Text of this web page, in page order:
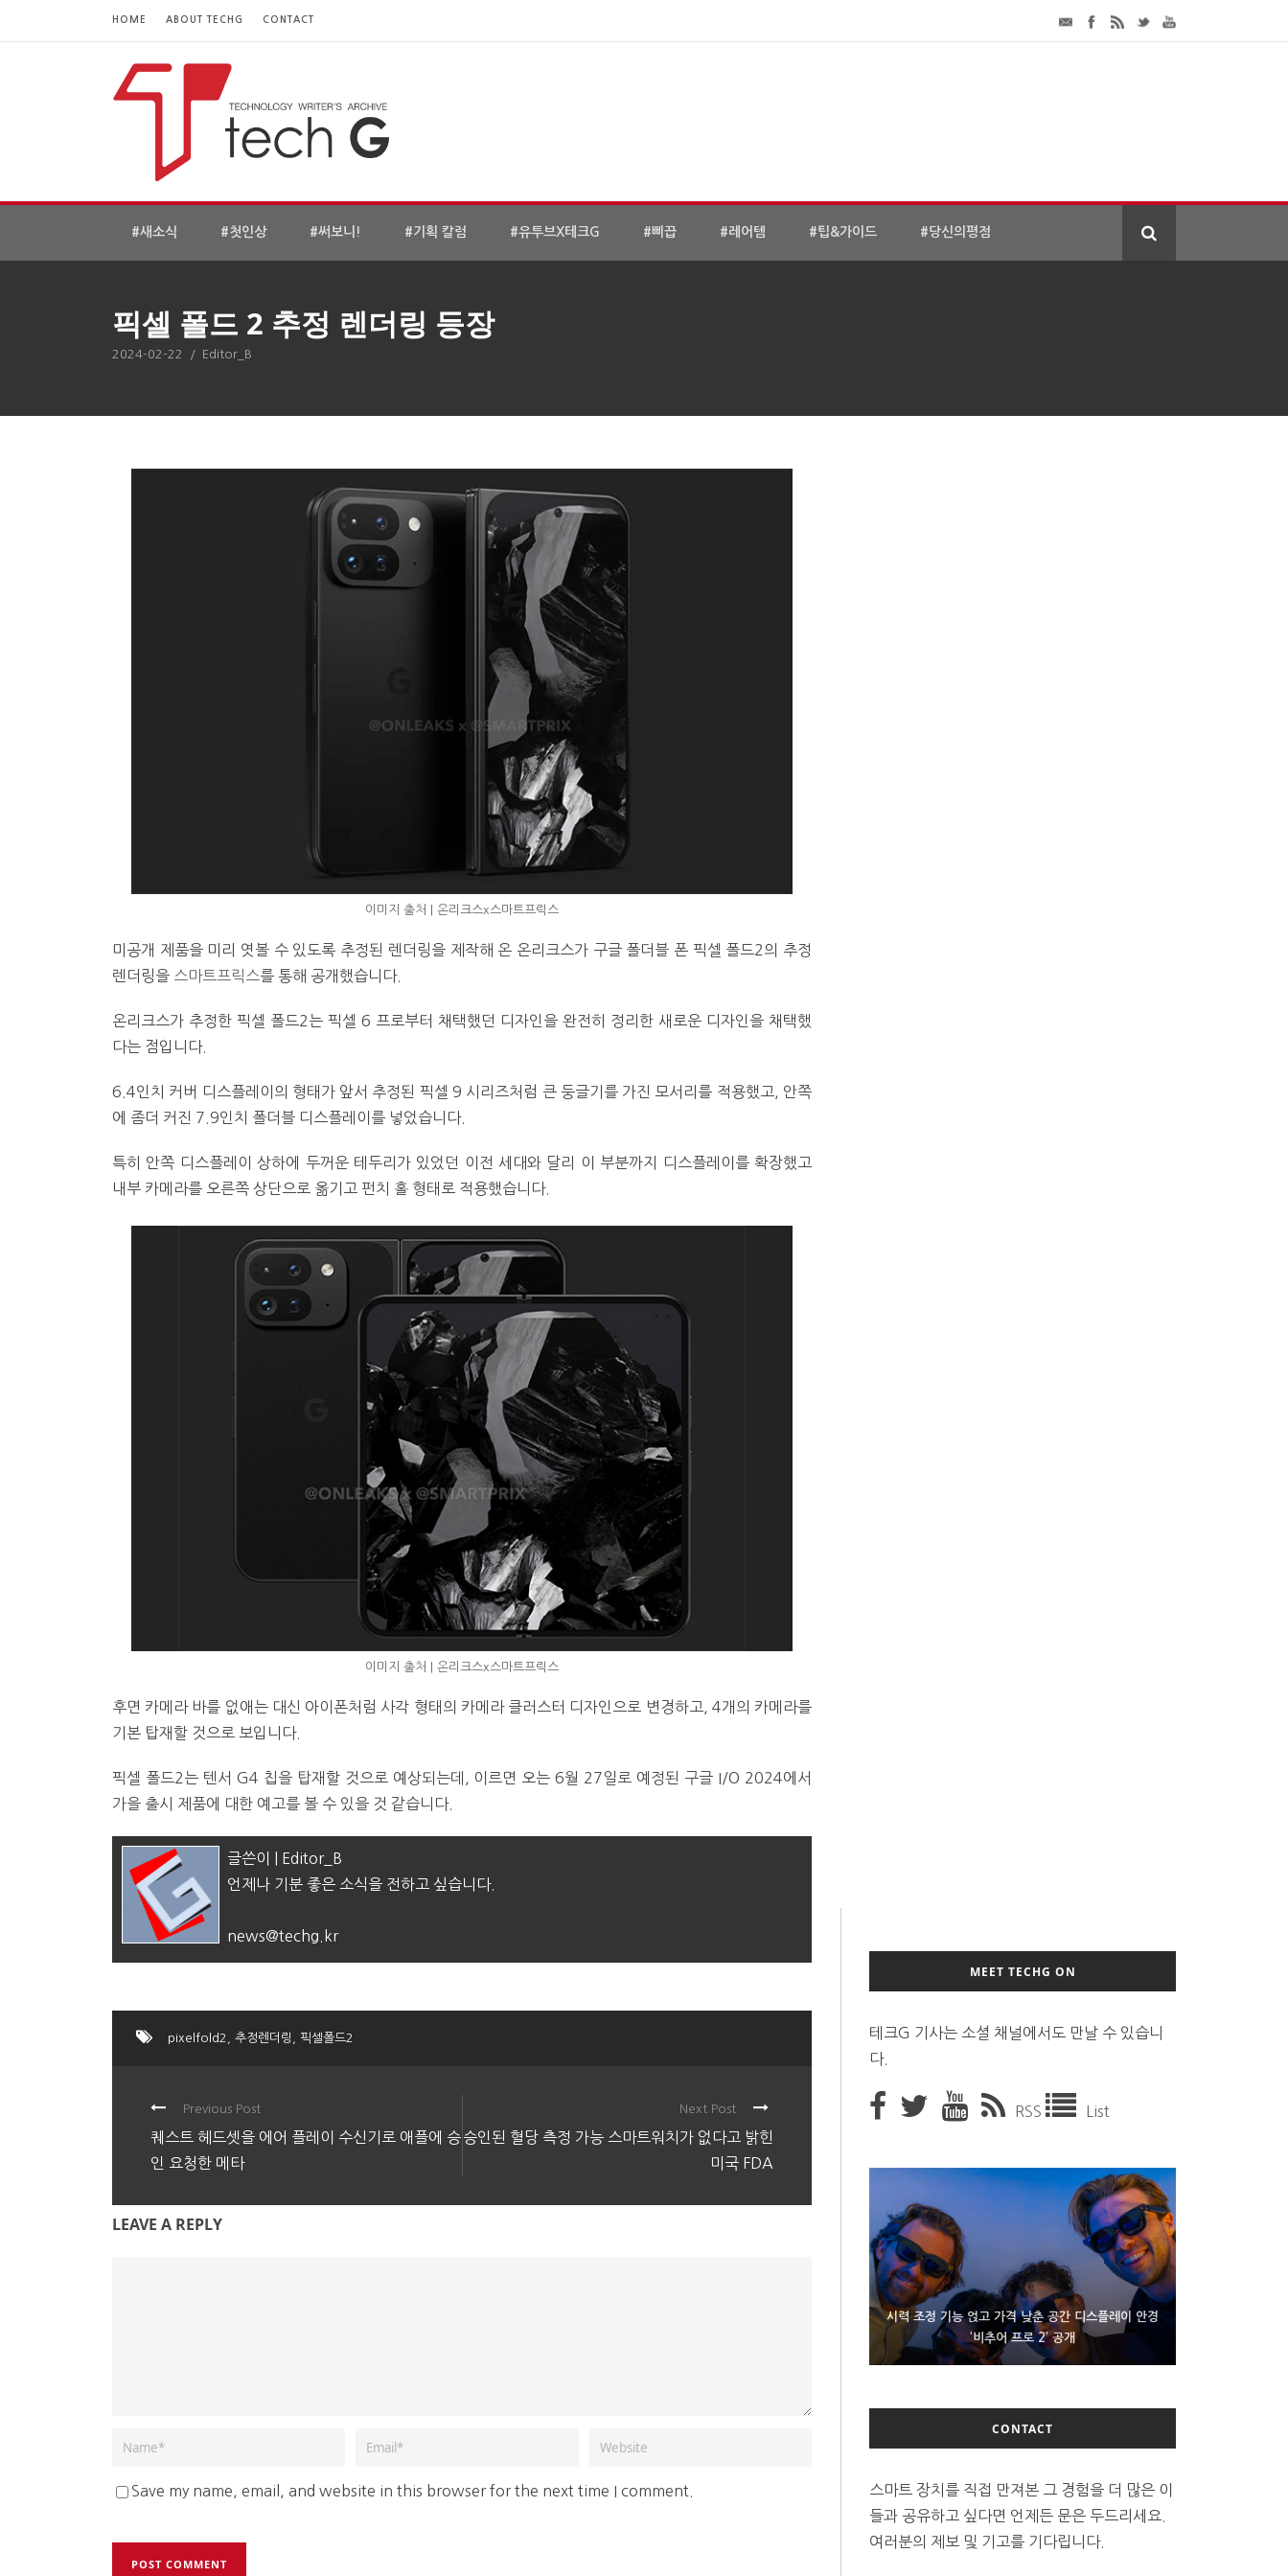
HOME ABOUT TECHG CONTACT
#새소식 #첫인상 #써보니! #기획 칼럼 #유투브X테크G #삐끕 #레어템 #팁&가이드 #당신의평점
픽셀 폴드 2 추정 렌더링 등장
2024-02-22 / Editor_B
이미지 출처 | 온리크스x스마트프릭스
미공개 제품을 미리 엿볼 수 있도록 추정된 렌더링을 제작해 온 온리크스가 구글 폴더블 폰 픽셀 폴드2의 추정
렌더링을 스마트프릭스를 통해 공개했습니다.
온리크스가 추정한 픽셀 폴드2는 픽셀 6 프로부터 채택했던 디자인을 완전히 정리한 새로운 디자인을 채택했
다는 점입니다.
6.4인치 커버 디스플레이의 형태가 앞서 추정된 픽셀 9 시리즈처럼 큰 둥글기를 가진 모서리를 적용했고, 안쪽
에 좀더 커진 7.9인치 폴더블 디스플레이를 넣었습니다.
특히 안쪽 디스플레이 상하에 두꺼운 테두리가 있었던 이전 세대와 달리 이 부분까지 디스플레이를 확장했고
내부 카메라를 오른쪽 상단으로 옮기고 펀치 홀 형태로 적용했습니다.
이미지 출처 | 온리크스x스마트프릭스
후면 카메라 바를 없애는 대신 아이폰처럼 사각 형태의 카메라 클러스터 디자인으로 변경하고, 4개의 카메라를
기본 탑재할 것으로 보입니다.
픽셀 폴드2는 텐서 G4 칩을 탑재할 것으로 예상되는데, 이르면 오는 6월 27일로 예정된 구글 I/O 2024에서
가을 출시 제품에 대한 예고를 볼 수 있을 것 같습니다.
글쓴이 | Editor_B
언제나 기분 좋은 소식을 전하고 싶습니다.
news@techg.kr
pixelfold2 추정렌더링 픽셀폴드2
Previous Post
퀘스트 헤드셋을 에어 플레이 수신기로 애플에 승
인 요청한 메타
Next Post
승인된 혈당 측정 가능 스마트워치가 없다고 밝힌
미국 FDA
LEAVE A REPLY
Save my name, email, and website in this browser for the next time I comment.
MEET TECHG ON
테크G 기사는 소셜 채널에서도 만날 수 있습니
다.
RSS List
시력 조정 기능 얹고 가격 낮춘 공간 디스플레이 안경
‘비추어 프로 2’ 공개
D램 부족에 10억달러어치 아이폰18 프로세서 패키징
대기 중
300~400달러 반지형 스피커 준비하는 오픈AI
CONTACT
스마트 장치를 직접 만져본 그 경험을 더 많은 이
들과 공유하고 싶다면 언제든 문은 두드리세요.
여러분의 제보 및 기고를 기다립니다.